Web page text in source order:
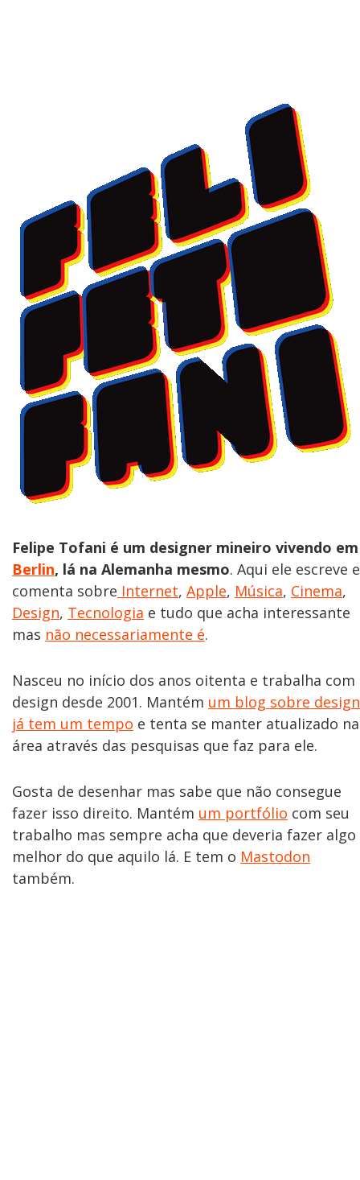
Felipe Tofani é um designer mineiro vivendo em
Berlin, lá na Alemanha mesmo. Aqui ele escreve e
comenta sobre Internet, Apple, Música, Cinema,
Design, Tecnologia e tudo que acha interessante
mas não necessariamente é.
Nasceu no início dos anos oitenta e trabalha com
design desde 2001. Mantém um blog sobre design
já tem um tempo e tenta se manter atualizado na
área através das pesquisas que faz para ele.
Gosta de desenhar mas sabe que não consegue
fazer isso direito. Mantém um portfólio com seu
trabalho mas sempre acha que deveria fazer algo
melhor do que aquilo lá. E tem o Mastodon
também.